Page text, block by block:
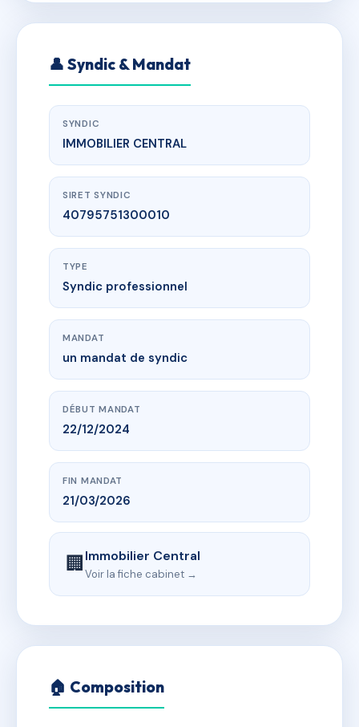
👤 Syndic & Mandat
SYNDIC
IMMOBILIER CENTRAL
SIRET SYNDIC
40795751300010
TYPE
Syndic professionnel
MANDAT
un mandat de syndic
DÉBUT MANDAT
22/12/2024
FIN MANDAT
21/03/2026
🏢Immobilier Central
Voir la fiche cabinet →
🏠 Composition